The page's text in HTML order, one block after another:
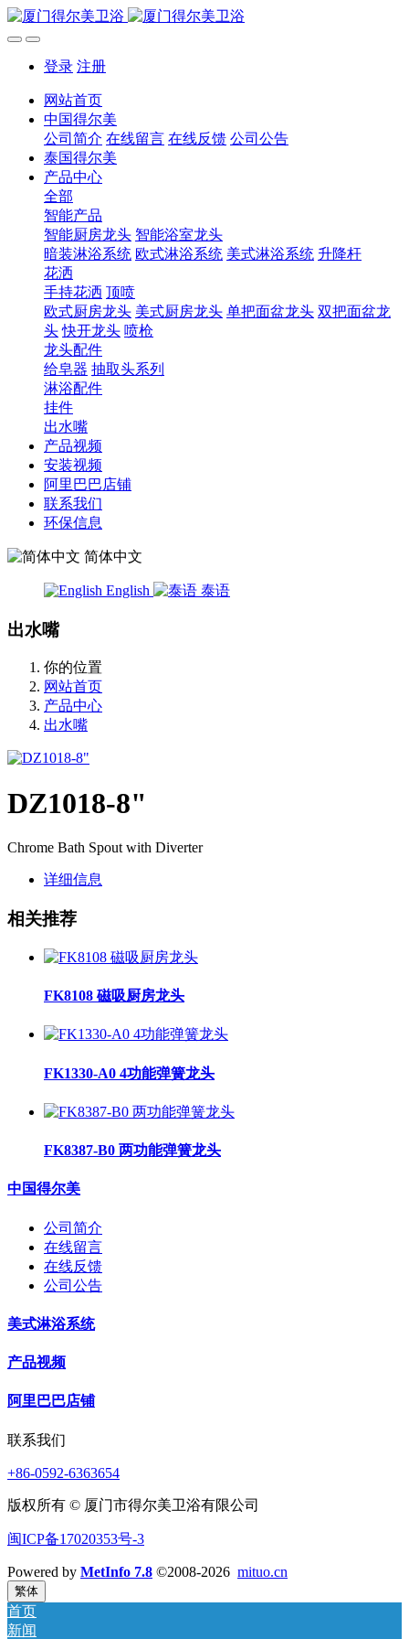
登录 注册
网站首页
中国得尔美
公司简介 在线留言 在线反馈 公司公告
泰国得尔美
产品中心
全部
智能产品
智能厨房龙头 智能浴室龙头
暗装淋浴系统 欧式淋浴系统 美式淋浴系统 升降杆
花洒
手持花洒 顶喷
欧式厨房龙头 美式厨房龙头 单把面盆龙头 双把面盆龙
头 快开龙头 喷枪
龙头配件
给皂器 抽取头系列
淋浴配件
挂件
出水嘴
产品视频
安装视频
阿里巴巴店铺
联系我们
环保信息
简体中文
English 泰语
出水嘴
你的位置
网站首页
产品中心
出水嘴
DZ1018-8"
Chrome Bath Spout with Diverter
详细信息
相关推荐
FK8108 磁吸厨房龙头
FK1330-A0 4功能弹簧龙头
FK8387-B0 两功能弹簧龙头
中国得尔美
公司简介
在线留言
在线反馈
公司公告
美式淋浴系统
产品视频
阿里巴巴店铺
联系我们
+86-0592-6363654
版权所有 © 厦门市得尔美卫浴有限公司
闽ICP备17020353号-3
Powered by MetInfo 7.8 ©2008-2026 mituo.cn
繁体
首页
新闻